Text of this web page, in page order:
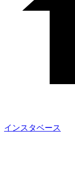
インスタベース